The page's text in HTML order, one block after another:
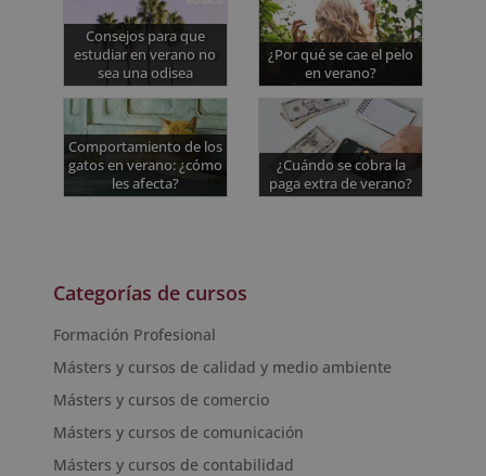
Consejos para que
estudiar en verano no
sea una odisea
¿Por qué se cae el pelo
en verano?
Comportamiento de los
gatos en verano: ¿cómo
les afecta?
¿Cuándo se cobra la
paga extra de verano?
Categorías de cursos
Formación Profesional
Másters y cursos de calidad y medio ambiente
Másters y cursos de comercio
Másters y cursos de comunicación
Másters y cursos de contabilidad